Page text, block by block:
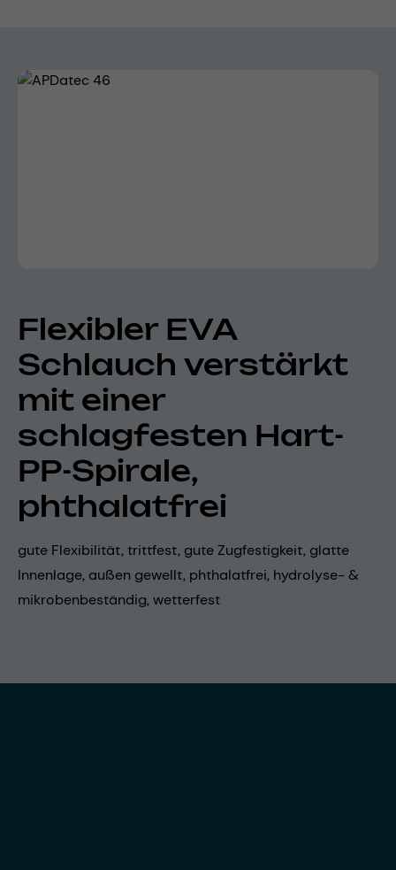
Bildergalerie überspringen
Flexibler EVA
Schlauch verstärkt
mit einer
schlagfesten Hart-
PP-Spirale,
phthalatfrei
gute Flexibilität, trittfest, gute Zugfestigkeit, glatte
Innenlage, außen gewellt, phthalatfrei, hydrolyse- &
mikrobenbeständig, wetterfest